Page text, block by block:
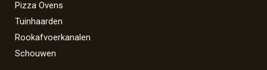
Pizza Ovens
Tuinhaarden
Rookafvoerkanalen
Schouwen